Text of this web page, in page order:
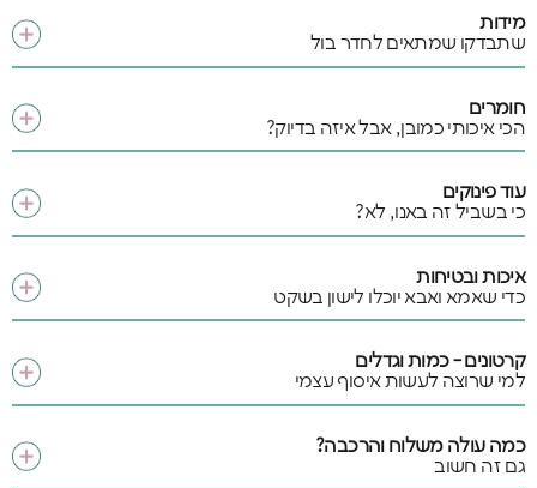
מידות
שתבדקו שמתאים לחדר בול
חומרים
הכי איכותי כמובן, אבל איזה בדיוק?
עוד פינוקים
כי בשביל זה באנו, לא?
איכות ובטיחות
כדי שאמא ואבא יוכלו לישון בשקט
קרטונים - כמות וגדלים
למי שרוצה לעשות איסוף עצמי
כמה עולה משלוח והרכבה?
גם זה חשוב